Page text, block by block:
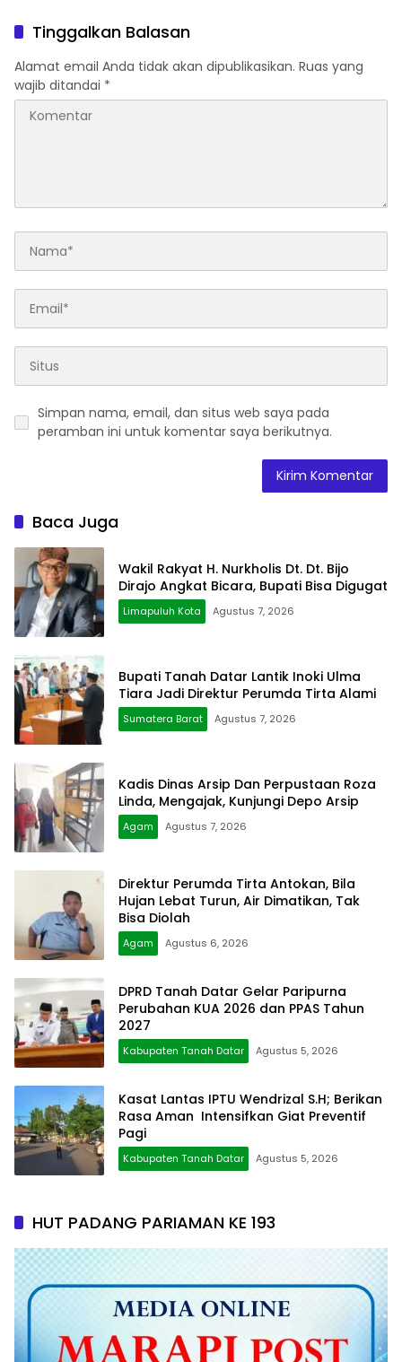
Tinggalkan Balasan
Alamat email Anda tidak akan dipublikasikan. Ruas yang
wajib ditandai *
Simpan nama, email, dan situs web saya pada
peramban ini untuk komentar saya berikutnya.
Baca Juga
Wakil Rakyat H. Nurkholis Dt. Dt. Bijo
Dirajo Angkat Bicara, Bupati Bisa Digugat
Limapuluh Kota Agustus 7, 2026
Bupati Tanah Datar Lantik Inoki Ulma
Tiara Jadi Direktur Perumda Tirta Alami
Sumatera Barat Agustus 7, 2026
Kadis Dinas Arsip Dan Perpustaan Roza
Linda, Mengajak, Kunjungi Depo Arsip
Agam Agustus 7, 2026
Direktur Perumda Tirta Antokan, Bila
Hujan Lebat Turun, Air Dimatikan, Tak
Bisa Diolah
Agam Agustus 6, 2026
DPRD Tanah Datar Gelar Paripurna
Perubahan KUA 2026 dan PPAS Tahun
2027
Kabupaten Tanah Datar Agustus 5, 2026
Kasat Lantas IPTU Wendrizal S.H; Berikan
Rasa Aman Intensifkan Giat Preventif
Pagi
Kabupaten Tanah Datar Agustus 5, 2026
HUT PADANG PARIAMAN KE 193